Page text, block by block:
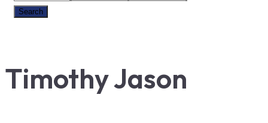
Search
Timothy Jason